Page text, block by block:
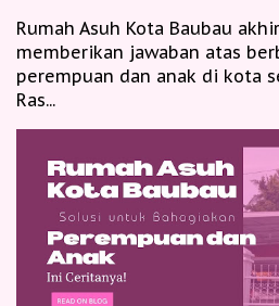
Rumah Asuh Kota Baubau
memberikan jawaban atas
perempuan dan anak di kota
Ras...